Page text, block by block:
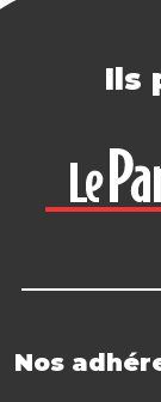
Ils
Nos